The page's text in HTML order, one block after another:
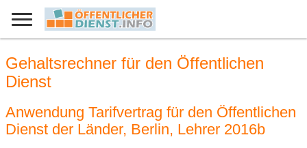
Gehaltsrechner für den Öffentlichen
Dienst
Anwendung Tarifvertrag für den Öffentlichen
Dienst der Länder, Berlin, Lehrer 2016b